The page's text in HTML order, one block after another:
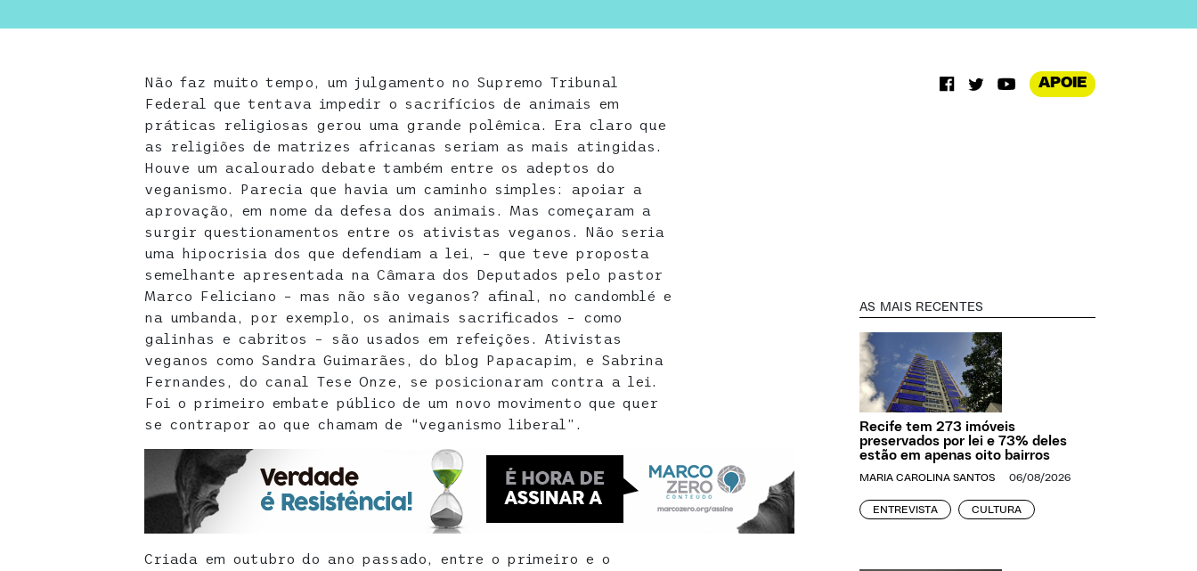
Não faz muito tempo, um julgamento no Supremo Tribunal
Federal que tentava impedir o sacrifícios de animais em
práticas religiosas gerou uma grande polêmica. Era claro que
as religiões de matrizes africanas seriam as mais atingidas.
Houve um acalourado debate também entre os adeptos do
veganismo. Parecia que havia um caminho simples: apoiar a
aprovação, em nome da defesa dos animais. Mas começaram a
surgir questionamentos entre os ativistas veganos. Não seria
uma hipocrisia dos que defendiam a lei, – que teve proposta
semelhante apresentada na Câmara dos Deputados pelo pastor
Marco Feliciano – mas não são veganos? afinal, no candomblé e
na umbanda, por exemplo, os animais sacrificados – como
galinhas e cabritos – são usados em refeições. Ativistas
veganos como Sandra Guimarães, do blog Papacapim, e Sabrina
Fernandes, do canal Tese Onze, se posicionaram contra a lei.
Foi o primeiro embate público de um novo movimento que quer
se contrapor ao que chamam de “veganismo liberal”.
Criada em outubro do ano passado, entre o primeiro e o
APOIE
AS MAIS RECENTES
Recife tem 273 imóveis
preservados por lei e 73% deles
estão em apenas oito bairros
MARIA CAROLINA SANTOS 06/08/2026
ENTREVISTA CULTURA